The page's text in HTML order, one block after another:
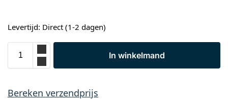
Levertijd: Direct (1-2 dagen)
In winkelmand
Bereken verzendprijs